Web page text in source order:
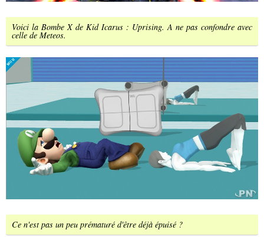
Voici la Bombe X de Kid Icarus : Uprising. A ne pas confondre avec
celle de Meteos.
Ce n'est pas un peu prématuré d'être déjà épuisé ?